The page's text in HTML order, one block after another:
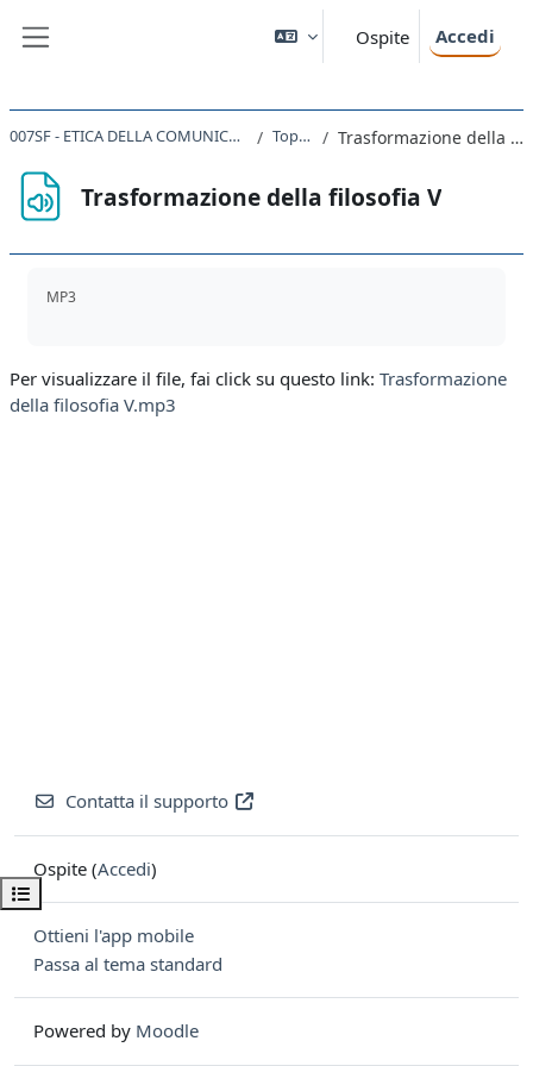
Ospite Accedi
Apri indice del corso
007SF - ETICA DELLA COMUNICAZIONE 2019 Topic 31 Trasformazione della filosofia V
Trasformazione della filosofia V
MP3
Per visualizzare il file, fai click su questo link: Trasformazione
della filosofia V.mp3
Contatta il supporto
Ospite (Accedi)
Ottieni l'app mobile
Passa al tema standard
Powered by Moodle